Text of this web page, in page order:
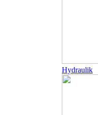
Hydraulik